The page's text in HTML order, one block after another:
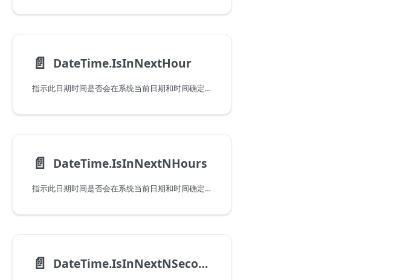
📄️ DateTime.IsInNextHour
指示此日期时间是否会在系统当前日期和时间确定的下一小时中出现。请注意，当传递一个在当前小时内出现的值时，此函数将返回 false。
📄️ DateTime.IsInNextNHours
指示此日期时间是否会在系统当前日期和时间确定的下一小时数中出现。请注意，当传递一个在当前小时内出现的值时，此函数将返回 false。
📄️ DateTime.IsInNextNSeconds